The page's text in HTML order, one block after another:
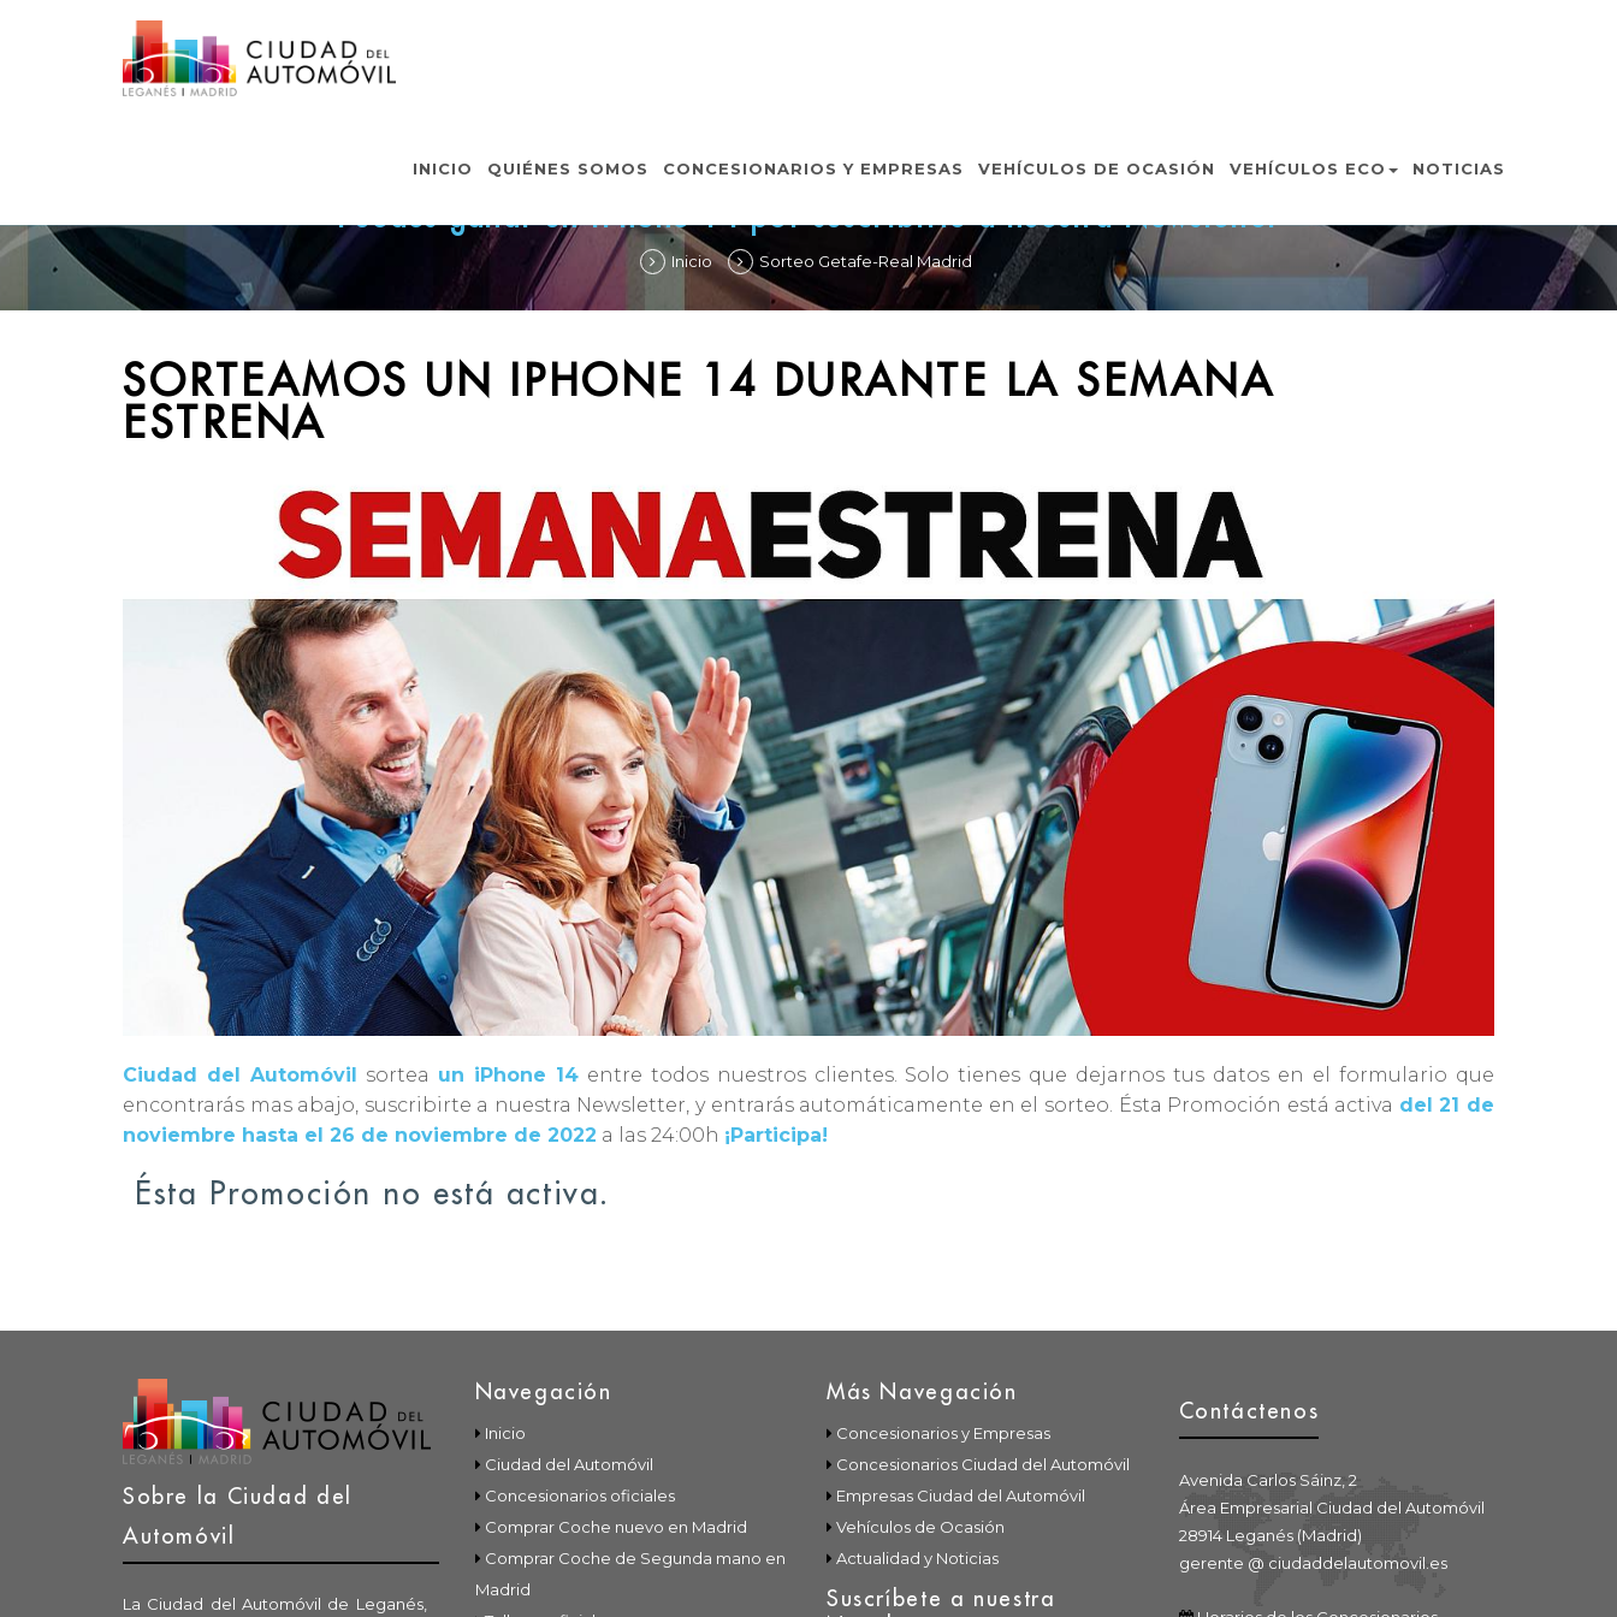
INICIO QUIÉNES SOMOS CONCESIONARIOS Y EMPRESAS VEHÍCULOS DE OCASIÓN VEHÍCULOS ECO NOTICIAS
SORTEO IPHONE 14
Puedes ganar un iPhone 14 por suscribirte a nuestra Newsletter
Inicio Sorteo Getafe-Real Madrid
SORTEAMOS UN IPHONE 14 DURANTE LA SEMANA
ESTRENA
Ciudad del Automóvil sortea un iPhone 14entre todos nuestros clientes. Solo tienes que dejarnos tus datos en el formulario que
encontrarás mas abajo, suscribirte a nuestra Newsletter, y entrarás automáticamente en el sorteo. Ésta Promoción está activa del 21 de
noviembre hasta el 26 de noviembre de 2022 a las 24:00h ¡Participa!
Ésta Promoción no está activa.
Sobre la Ciudad del
Automóvil
La Ciudad del Automóvil de Leganés,
Navegación
Inicio
Ciudad del Automóvil
Concesionarios oficiales
Comprar Coche nuevo en Madrid
Comprar Coche de Segunda mano en
Madrid
Más Navegación
Concesionarios y Empresas
Concesionarios Ciudad del Automóvil
Empresas Ciudad del Automóvil
Vehículos de Ocasión
Actualidad y Noticias
Suscríbete a nuestra
Contáctenos
Avenida Carlos Sáinz, 2
Área Empresarial Ciudad del Automóvil
28914 Leganés (Madrid)
gerente @ ciudaddelautomovil.es